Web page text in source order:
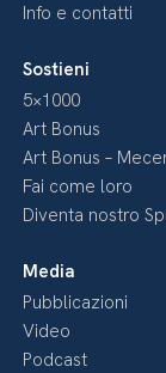
Info e contatti
Sostieni
5×1000
Art Bonus
Art Bonus –
Fai come loro
Diventa nostro
Media
Pubblicazioni
Video
Podcast